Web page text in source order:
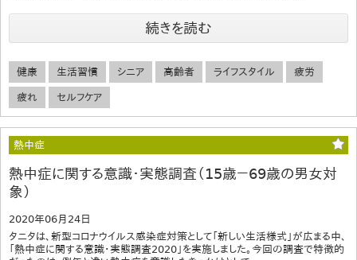
続きを読む
健康 生活習慣 シニア 高齢者 ライフスタイル 疲労
疲れ セルフケア
熱中症
熱中症に関する意識・実態調査（15歳－69歳の男女対
象）
2020年06月24日
タニタは、新型コロナウイルス感染症対策として「新しい生活様式」が広まる中、
「熱中症に関する意識・実態調査2020」を実施しました。今回の調査で特徴的